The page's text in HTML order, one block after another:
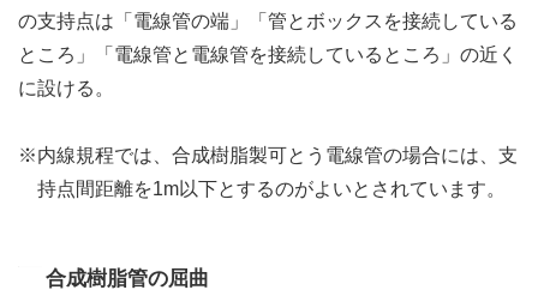
の支持点は「電線管の端」「管とボックスを接続している
ところ」「電線管と電線管を接続しているところ」の近く
に設ける。
※内線規程では、合成樹脂製可とう電線管の場合には、支
持点間距離を1m以下とするのがよいとされています。
合成樹脂管の屈曲